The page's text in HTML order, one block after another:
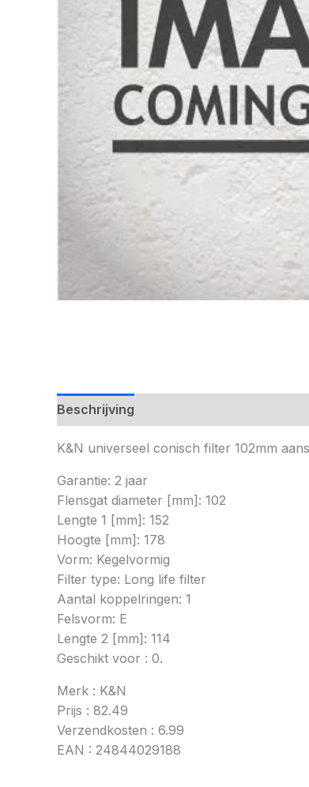
Beschrijving
K&N universeel conisch filter 102mm
Garantie: 2 jaar
Flensgat diameter [mm]: 102
Lengte 1 [mm]: 152
Hoogte [mm]: 178
Vorm: Kegelvormig
Filter type: Long life filter
Aantal koppelringen: 1
Felsvorm: E
Lengte 2 [mm]: 114
Geschikt voor : 0.
Merk : K&N
Prijs : 82.49
Verzendkosten : 6.99
EAN : 24844029188